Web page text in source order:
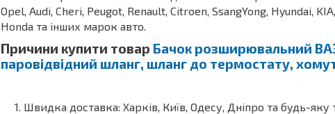
Opel, Audi, Cheri, Peugot, Renault, Citroen, SsangYong, Hyundai,
Honda та інших марок авто.
Причини купити товар Бачок розширювальний
паровідвідний шланг, шланг до термостату,
Швидка доставка: Харків, Київ, Одесу, Дніпро та будь-яку